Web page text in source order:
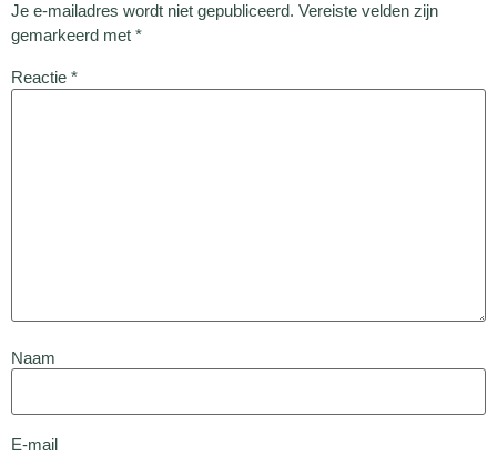
Je e-mailadres wordt niet gepubliceerd. Vereiste velden zijn
gemarkeerd met *
Reactie *
Naam
E-mail